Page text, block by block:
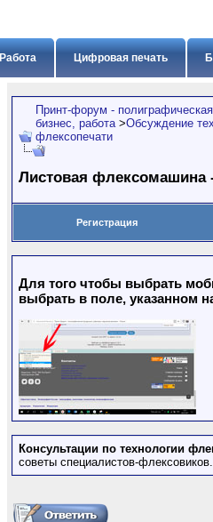
Цифровая печать
Работа
Принт-форум -
бизнес, работа >Обсуждение
флексопечати
Листовая флексомашина
Регистрация
Для того чтобы выбрать
выбрать в поле, указанном
Консультации по технологии
советы специалистов-флексовиков.